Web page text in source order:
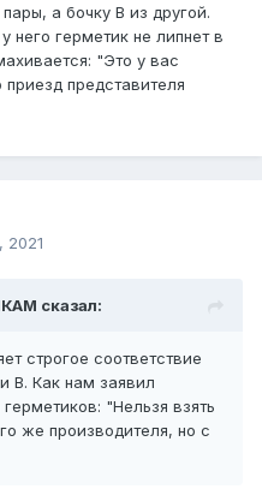
а бочку В из другой.
него герметик не липнет в
"Это у вас
представителя
2021
сказал:
строгое соответствие
В. Как нам заявил
"Нельзя взять
же производителя, но с